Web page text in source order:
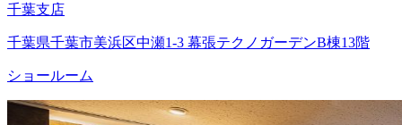
千葉支店
千葉県千葉市美浜区中瀬1-3 幕張テクノガーデンB棟13階
ショールーム